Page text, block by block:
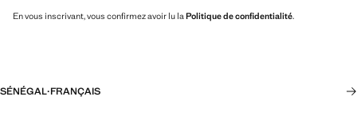
En vous inscrivant, vous confirmez avoir lu la Politique de confidentialité.
SÉNÉGAL·FRANÇAIS